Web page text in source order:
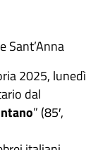
Sant’Anna
2025, lunedì
dal
” (85′,